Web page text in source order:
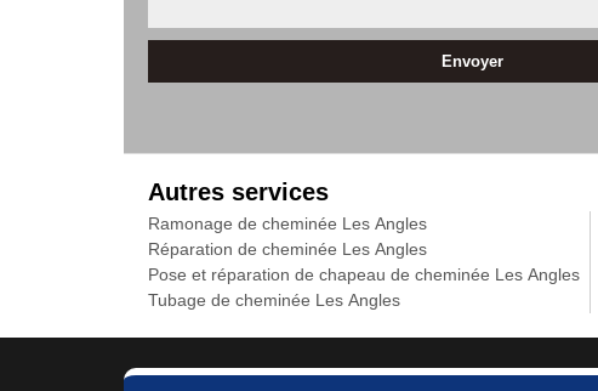
Autres services
Ramonage de cheminée Les Angles
Réparation de cheminée Les Angles
Pose et réparation de chapeau de cheminée Les Angles
Tubage de cheminée Les Angles